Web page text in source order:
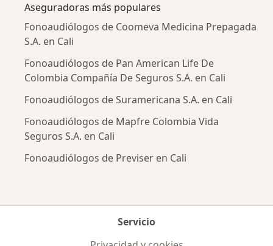
Aseguradoras más populares
Fonoaudiólogos de Coomeva Medicina Prepagada
S.A. en Cali
Fonoaudiólogos de Pan American Life De
Colombia Compañía De Seguros S.A. en Cali
Fonoaudiólogos de Suramericana S.A. en Cali
Fonoaudiólogos de Mapfre Colombia Vida
Seguros S.A. en Cali
Fonoaudiólogos de Previser en Cali
Servicio